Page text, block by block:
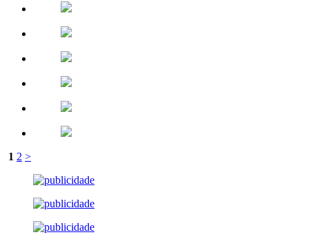
1 2 >